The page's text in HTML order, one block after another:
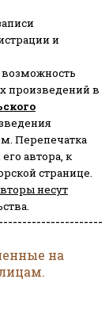
и
возможность
произведений в
Перепечатка
автора, к
странице.
несут
на